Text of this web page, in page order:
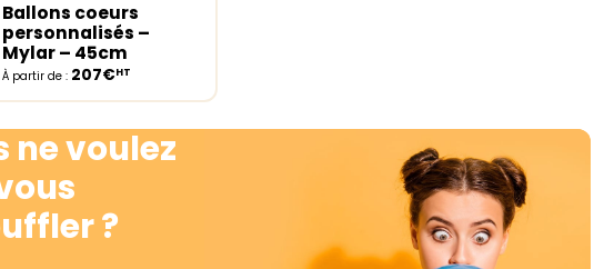
Select options
Ballons coeurs
personnalisés –
Mylar – 45cm
À partir de : 207€HT
ne voulez
?